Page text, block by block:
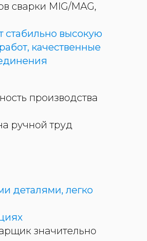
сварки MIG/MAG,
стабильно высокую
качественные
производства
ручной труд
деталями, легко
значительно